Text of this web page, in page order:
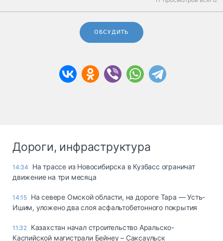
ОБСУДИТЬ
Дороги, инфраструктура
14:34
На трассе из Новосибирска в Кузбасс ограничат
движение на три месяца
14:15 На севере Омской области, на дороге Тара — Усть-
Ишим, уложено два слоя асфальтобетонного покрытия
11:32 Казахстан начал строительство Аральско-
Каспийской магистрали Бейнеу – Саксаульск